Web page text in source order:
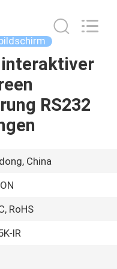
RS232
China
RoHS
IR